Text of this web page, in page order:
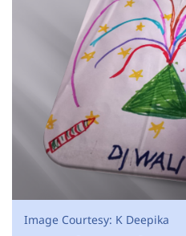
Image Courtesy: K Deepika